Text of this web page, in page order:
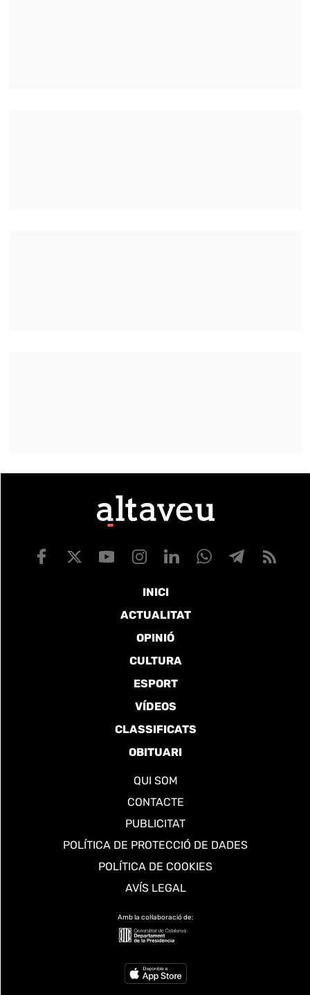
INICI
ACTUALITAT
OPINIÓ
CULTURA
ESPORT
VÍDEOS
CLASSIFICATS
OBITUARI
QUI SOM
CONTACTE
PUBLICITAT
POLÍTICA DE PROTECCIÓ DE DADES
POLÍTICA DE COOKIES
AVÍS LEGAL
Amb la col·laboració de: